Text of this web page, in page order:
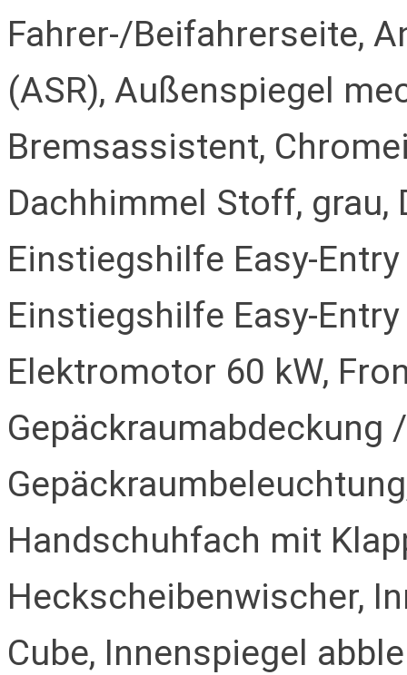
Fahrer-/Beifahrerseite,
(ASR), Außenspiegel
Bremsassistent,
Dachhimmel Stoff, grau,
Einstiegshilfe Easy-
Einstiegshilfe Easy-
Elektromotor 60 kW,
Gepäckraumabdeckung
Handschuhfach mit
Heckscheibenwischer,
Cube, Innenspiegel